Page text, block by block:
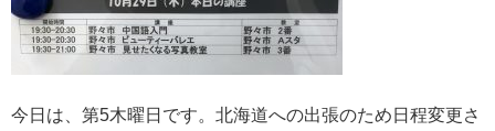
今日は、第5木曜日です。北海道への出張のため日程変更さ